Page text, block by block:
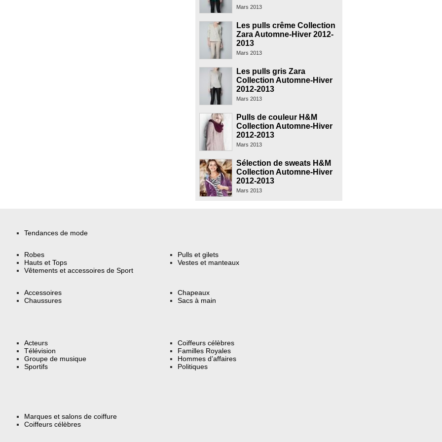
Mars 2013
Les pulls crême Collection
Zara Automne-Hiver 2012-
2013
Mars 2013
Les pulls gris Zara
Collection Automne-Hiver
2012-2013
Mars 2013
Pulls de couleur H&M
Collection Automne-Hiver
2012-2013
Mars 2013
Sélection de sweats H&M
Collection Automne-Hiver
2012-2013
Mars 2013
Tendances de mode
Robes
Hauts et Tops
Vêtements et accessoires de Sport
Pulls et gilets
Vestes et manteaux
Accessoires
Chaussures
Chapeaux
Sacs à main
Acteurs
Télévision
Groupe de musique
Sportifs
Coiffeurs célèbres
Familles Royales
Hommes d’affaires
Politiques
Marques et salons de coiffure
Coiffeurs célèbres